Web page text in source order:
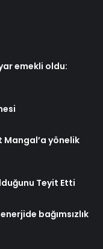
emekli oldu:
Mangal’a yönelik
Teyit Etti
bağımsızlık